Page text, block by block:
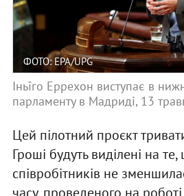
ФОТО: EPA/UPG
Іньїго Еррехон виступає в
парламенту в Мадриді, 13
Цей пілотний проєкт
Гроші будуть виділені на
співробітників не
часу, проведеного на